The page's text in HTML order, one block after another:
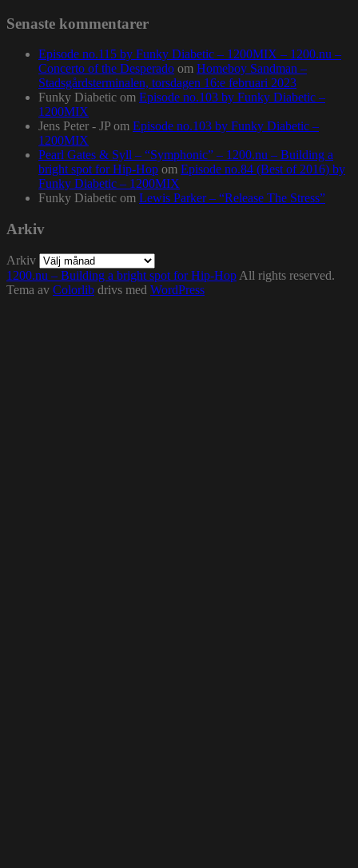
Senaste kommentarer
Episode no.115 by Funky Diabetic – 1200MIX – 1200.nu –
Concerto of the Desperado om Homeboy Sandman –
Stadsgårdsterminalen, torsdagen 16:e februari 2023
Funky Diabetic om Episode no.103 by Funky Diabetic –
1200MIX
Jens Peter - JP om Episode no.103 by Funky Diabetic –
1200MIX
Pearl Gates & Syll – “Symphonic” – 1200.nu – Building a
bright spot for Hip-Hop om Episode no.84 (Best of 2016) by
Funky Diabetic – 1200MIX
Funky Diabetic om Lewis Parker – “Release The Stress”
Arkiv
Arkiv
1200.nu – Building a bright spot for Hip-Hop All rights reserved.
Tema av Colorlib drivs med WordPress